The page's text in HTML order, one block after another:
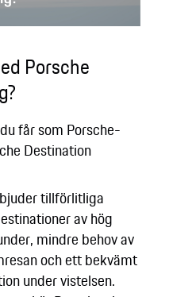
Porsche
får som Porsche-
Destination
tillförlitliga
av hög
mindre behov av
och ett bekvämt
under vistelsen.